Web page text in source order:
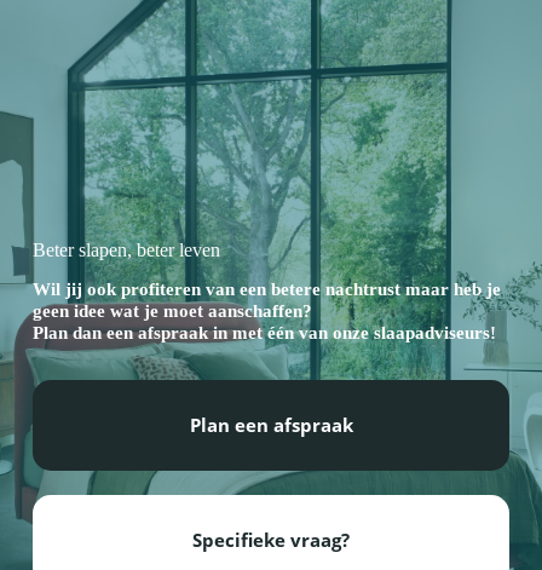
Beter slapen, beter leven
Wil jij ook profiteren van een betere nachtrust maar heb je
geen idee wat je moet aanschaffen?
Plan dan een afspraak in met één van onze slaapadviseurs!
Plan een afspraak
Specifieke vraag?